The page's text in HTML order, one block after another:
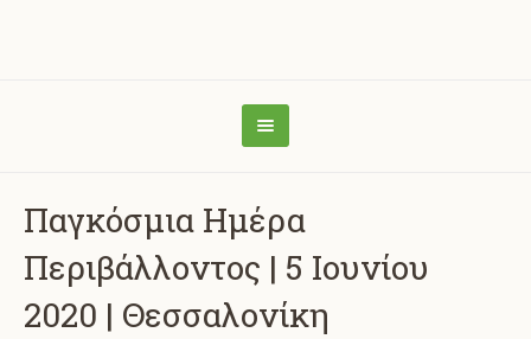
Παγκόσμια Ημέρα
Περιβάλλοντος | 5 Ιουνίου
2020 | Θεσσαλονίκη